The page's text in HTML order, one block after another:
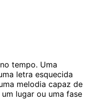
tempo. Uma
letra esquecida
melodia capaz de
lugar ou uma fase